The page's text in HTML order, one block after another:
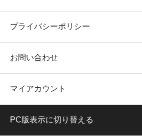
プライバシーポリシー
お問い合わせ
マイアカウント
PC版表示に切り替える